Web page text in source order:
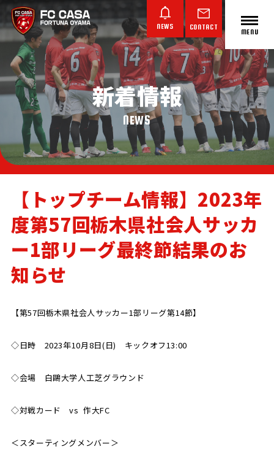
NEWS CONTACT
ABOUT FC CASA
クラブ概要
TOP TEAM
トップチーム
JUNIOR YOUTH
ジュニアユース
JUNIOR
ジュニア
SCHOOL
スクール
CP SOCCER
CPサッカー
SPORTS
CASA
PARTNER
ORIGINAL
オリジナルグッズ
MENU
新着情報
NEWS
【トップチーム情報】2023年
度第57回栃木県社会人サッカ
ー1部リーグ最終節結果のお
知らせ
【第57回栃木県社会人サッカー1部リーグ第14節】
◇日時 2023年10月8日(日) キックオフ13:00
◇会場 白鷗大学人工芝グラウンド
◇対戦カード vs 作大FC
＜スターティングメンバー＞